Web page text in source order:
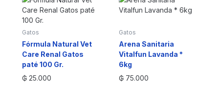
Gatos
Fórmula Natural Vet
Care Renal Gatos
paté 100 Gr.
₲ 25.000
Gatos
Arena Sanitaria
Vitalfun Lavanda *
6kg
₲75.000